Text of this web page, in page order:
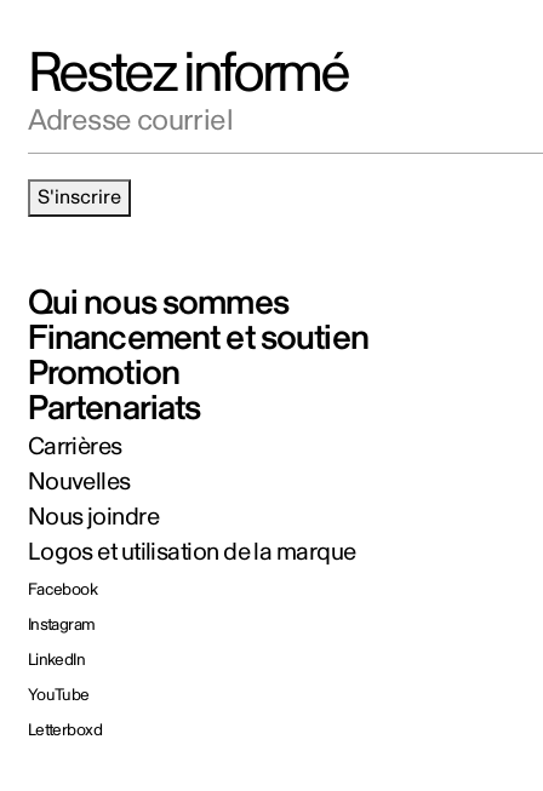
Restez informé
S'inscrire
Qui nous sommes
Financement et soutien
Promotion
Partenariats
Carrières
Nouvelles
Nous joindre
Logos et utilisation de la marque
Facebook
Instagram
LinkedIn
YouTube
Letterboxd